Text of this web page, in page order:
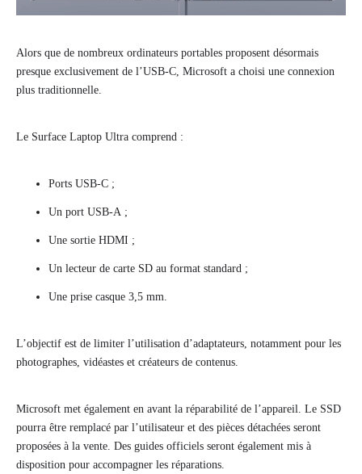
Alors que de nombreux ordinateurs portables proposent désormais
presque exclusivement de l’USB-C, Microsoft a choisi une connexion
plus traditionnelle.
Le Surface Laptop Ultra comprend :
Ports USB-C ;
Un port USB-A ;
Une sortie HDMI ;
Un lecteur de carte SD au format standard ;
Une prise casque 3,5 mm.
L’objectif est de limiter l’utilisation d’adaptateurs, notamment pour les
photographes, vidéastes et créateurs de contenus.
Microsoft met également en avant la réparabilité de l’appareil. Le SSD
pourra être remplacé par l’utilisateur et des pièces détachées seront
proposées à la vente. Des guides officiels seront également mis à
disposition pour accompagner les réparations.